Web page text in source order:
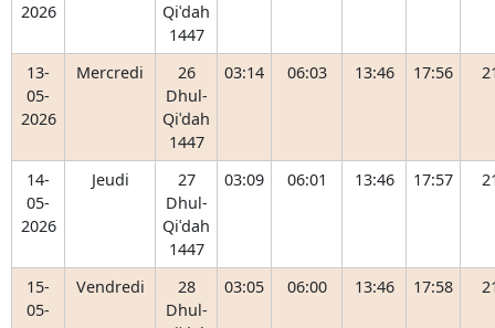
2026
Qiʿdah
1447
13-
05-
2026
Mercredi
26
Dhul-
Qiʿdah
1447
03:14 06:03 13:46 17:56
14-
05-
2026
Jeudi
27
Dhul-
Qiʿdah
1447
03:09 06:01 13:46 17:57
15-
05-
Vendredi
28
Dhul-
03:05 06:00 13:46 17:58